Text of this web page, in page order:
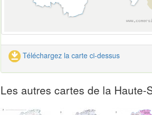
Téléchargez la carte ci-dessus
Les autres cartes de la Haute-